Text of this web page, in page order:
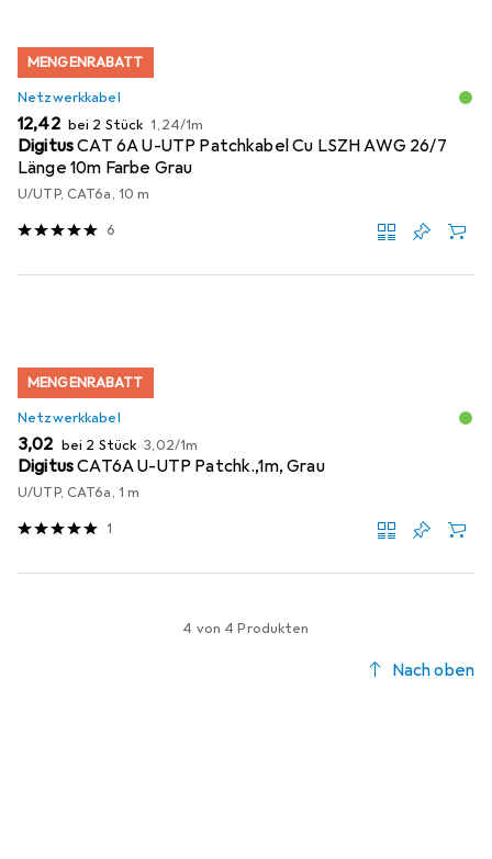
MENGENRABATT
Netzwerkkabel
EUR
12,42 bei 2 Stück EUR
1,24/1m
DigitusCAT 6A U-UTP Patchkabel Cu LSZH AWG 26/7
Länge 10m Farbe Grau
U/UTP, CAT6a, 10 m
6
MENGENRABATT
Netzwerkkabel
EUR
3,02 bei 2 Stück EUR
3,02/1m
DigitusCAT6A U-UTP Patchk.,1m, Grau
U/UTP, CAT6a, 1 m
1
4 von 4 Produkten
Nach oben